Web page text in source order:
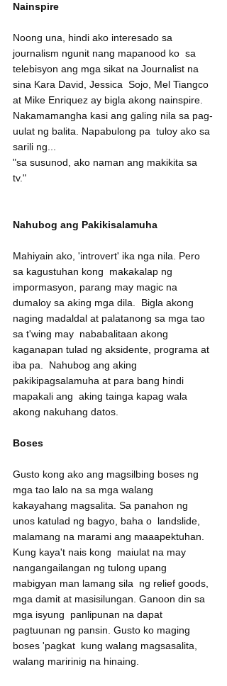
Nainspire
Noong una, hindi ako interesado sa
journalism ngunit nang mapanood ko  sa
telebisyon ang mga sikat na Journalist na
sina Kara David, Jessica  Sojo, Mel Tiangco
at Mike Enriquez ay bigla akong nainspire.
Nakamamangha kasi ang galing nila sa pag-
uulat ng balita. Napabulong pa  tuloy ako sa
sarili ng...
"sa susunod, ako naman ang makikita sa
tv."
Nahubog ang Pakikisalamuha
Mahiyain ako, 'introvert' ika nga nila. Pero
sa kagustuhan kong  makakalap ng
impormasyon, parang may magic na
dumaloy sa aking mga dila.  Bigla akong
naging madaldal at palatanong sa mga tao
sa t'wing may  nababalitaan akong
kaganapan tulad ng aksidente, programa at
iba pa.  Nahubog ang aking
pakikipagsalamuha at para bang hindi
mapakali ang  aking tainga kapag wala
akong nakuhang datos.
Boses
Gusto kong ako ang magsilbing boses ng
mga tao lalo na sa mga walang
kakayahang magsalita. Sa panahon ng
unos katulad ng bagyo, baha o  landslide,
malamang na marami ang maaapektuhan.
Kung kaya't nais kong  maiulat na may
nangangailangan ng tulong upang
mabigyan man lamang sila  ng relief goods,
mga damit at masisilungan. Ganoon din sa
mga isyung  panlipunan na dapat
pagtuunan ng pansin. Gusto ko maging
boses 'pagkat  kung walang magsasalita,
walang maririnig na hinaing.